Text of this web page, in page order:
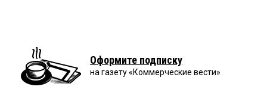
Оформите подписку
на газету «Коммерческие вести»